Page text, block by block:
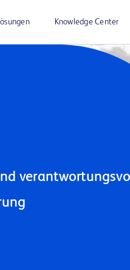
Knowledge Center